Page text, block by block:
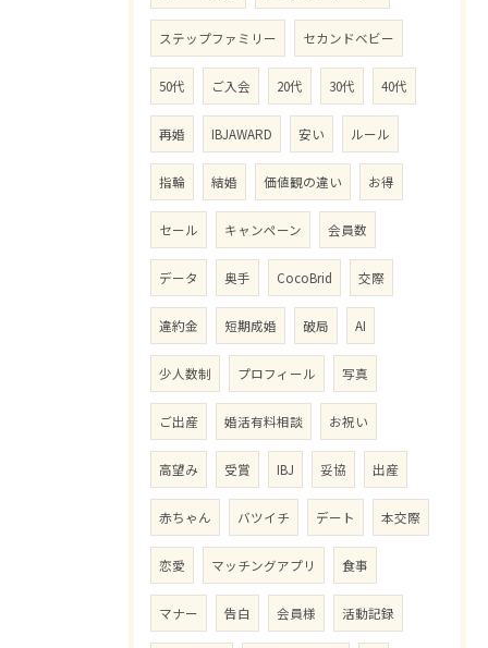
ステップファミリー セカンドベビー
50代 ご入会 20代 30代 40代
再婚 IBJAWARD 安い ルール
指輪 結婚 価値観の違い お得
セール キャンペーン 会員数
データ 奥手 CocoBrid 交際
違約金 短期成婚 破局 AI
少人数制 プロフィール 写真
ご出産 婚活有料相談 お祝い
高望み 受賞 IBJ 妥協 出産
赤ちゃん バツイチ デート 本交際
恋愛 マッチングアプリ 食事
マナー 告白 会員様 活動記録